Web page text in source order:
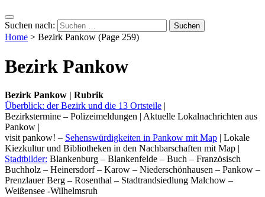
Suchen nach:
Home > Bezirk Pankow (Page 259)
Bezirk Pankow
Bezirk Pankow | Rubrik
Überblick: der Bezirk und die 13 Ortsteile |
Bezirkstermine – Polizeimeldungen | Aktuelle Lokalnachrichten aus
Pankow |
visit pankow! – Sehenswürdigkeiten in Pankow mit Map | Lokale
Kiezkultur und Bibliotheken in den Nachbarschaften mit Map |
Stadtbilder: Blankenburg – Blankenfelde – Buch – Französisch
Buchholz – Heinersdorf – Karow – Niederschönhausen – Pankow –
Prenzlauer Berg – Rosenthal – Stadtrandsiedlung Malchow –
Weißensee -Wilhelmsruh